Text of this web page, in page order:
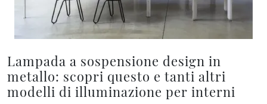
Lampada a sospensione design in
metallo: scopri questo e tanti altri
modelli di illuminazione per interni